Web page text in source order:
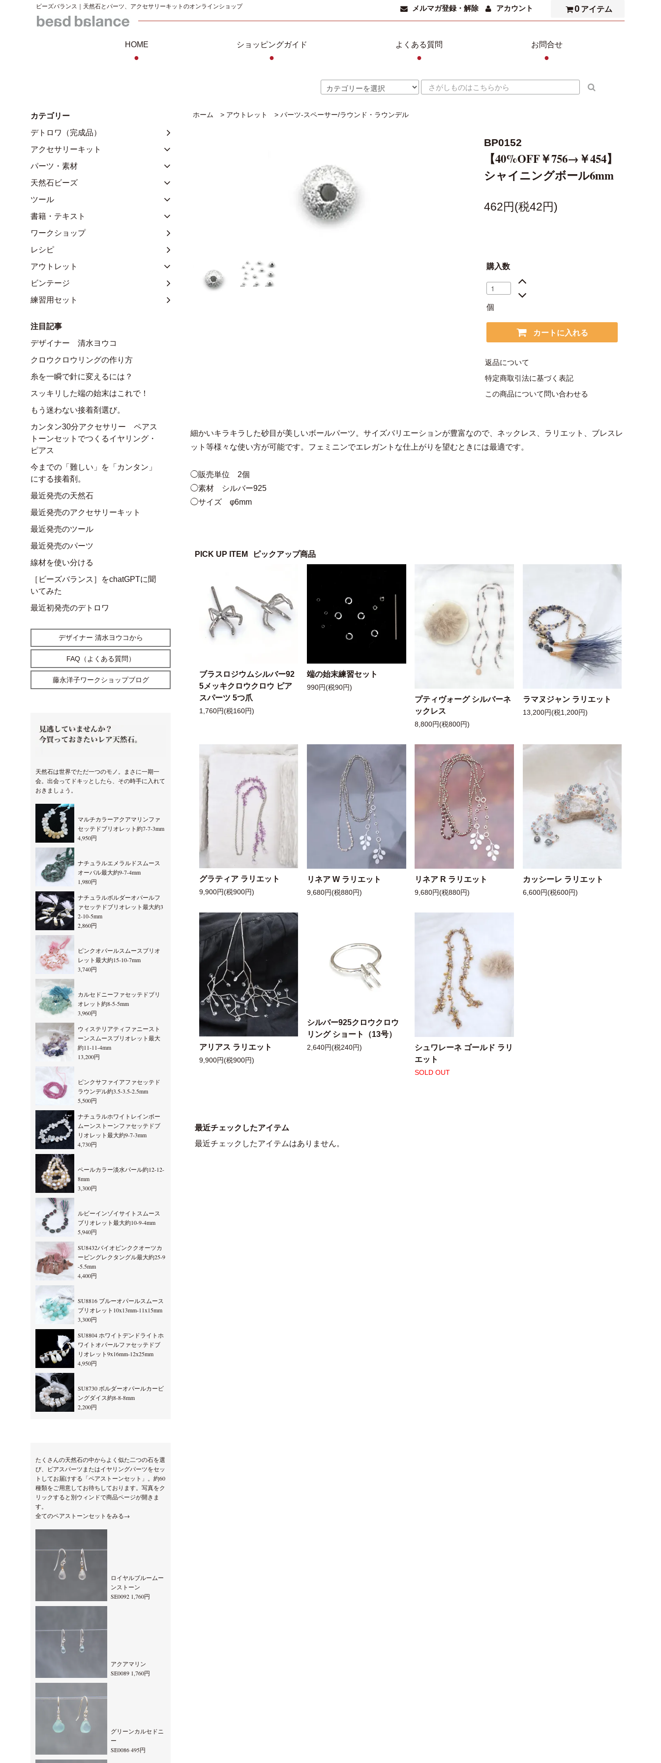
ビーズバランス｜天然石とパーツ、アクセサリーキットのオンラインショップ メルマガ登録・解除 アカウント 0 アイテム
HOME
●
ショッピングガイド
●
よくある質問
●
お問合せ
●
ホーム > アウトレット > パーツ-スペーサー/ラウンド・ラウンデル
BP0152
【40%OFF￥756→￥454】
シャイニングボール6mm
462円(税42円)
購入数
個
カートに入れる
返品について
特定商取引法に基づく表記
この商品について問い合わせる
細かいキラキラした砂目が美しいボールパーツ。サイズバリエーションが豊富なので、ネックレス、ラリエット、ブレスレ
ット等様々な使い方が可能です。フェミニンでエレガントな仕上がりを望むときには最適です。
◯販売単位 2個
◯素材 シルバー925
◯サイズ φ6mm
PICK UP ITEM ピックアップ商品
ブラスロジウムシルバー92
5メッキクロウクロウ ピア
スパーツ 5つ爪
1,760円(税160円)
端の始末練習セット
990円(税90円)
プティヴォーグ シルバーネ
ックレス
8,800円(税800円)
ラマヌジャン ラリエット
13,200円(税1,200円)
グラティア ラリエット
9,900円(税900円)
リネア W ラリエット
9,680円(税880円)
リネア R ラリエット
9,680円(税880円)
カッシーレ ラリエット
6,600円(税600円)
アリアス ラリエット
9,900円(税900円)
シルバー925クロウクロウ
リング ショート（13号）
2,640円(税240円)
シュワレーネ ゴールド ラリ
エット
SOLD OUT
最近チェックしたアイテム
最近チェックしたアイテムはありません。
カテゴリー
デトロワ（完成品）
アクセサリーキット
パーツ・素材
天然石ビーズ
ツール
書籍・テキスト
ワークショップ
レシピ
アウトレット
ビンテージ
練習用セット
注目記事
デザイナー 清水ヨウコ
クロウクロウリングの作り方
糸を一瞬で針に変えるには？
スッキリした端の始末はこれで！
もう迷わない接着剤選び。
カンタン30分アクセサリー ペアス
トーンセットでつくるイヤリング・
ピアス
今までの「難しい」を「カンタン」
にする接着剤。
最近発売の天然石
最近発売のアクセサリーキット
最近発売のツール
最近発売のパーツ
線材を使い分ける
［ビーズバランス］をchatGPTに聞
いてみた
最近初発売のデトロワ
デザイナー 清水ヨウコから
FAQ（よくある質問）
藤永洋子ワークショップブログ
天然石は世界でただ一つのモノ。まさに一期一
会。出会ってドキッとしたら、その時手に入れて
おきましょう。
マルチカラーアクアマリンファ
セッテドブリオレット約7-7-3mm
4,950円
ナチュラルエメラルドスムース
オーバル最大約9-7-4mm
1,980円
ナチュラルボルダーオパールフ
ァセッテドブリオレット最大約3
2-10-5mm
2,860円
ピンクオパールスムースブリオ
レット最大約15-10-7mm
3,740円
カルセドニーファセッテドブリ
オレット約8-5-5mm
3,960円
ウィステリアティファニースト
ーンスムースブリオレット最大
約11-11-4mm
13,200円
ピンクサファイアファセッテド
ラウンデル約3.5-3.5-2.5mm
5,500円
ナチュラルホワイトレインボー
ムーンストーンファセッテドブ
リオレット最大約9-7-3mm
4,730円
ペールカラー淡水パール約12-12-
8mm
3,300円
ルビーインゾイサイトスムース
ブリオレット最大約10-9-4mm
5,940円
SU8432バイオピンククオーツカ
ービングレクタングル最大約25-9
-5.5mm
4,400円
SU8816 ブルーオパールスムース
ブリオレット10x13mm-11x15mm
3,300円
SU8804 ホワイトデンドライトホ
ワイトオパールファセッテドブ
リオレット9x16mm-12x25mm
4,950円
SU8730 ボルダーオパールカービ
ングダイス約8-8-8mm
2,200円
たくさんの天然石の中からよく似た二つの石を選
び、ピアスパーツまたはイヤリングパーツをセッ
トしてお届けする「ペアストーンセット」。約60
種類をご用意してお待ちしております。写真をク
リックすると別ウィンドで商品ページが開きま
す。
全てのペアストーンセットをみる→
ロイヤルブルームー
ンストーン
SE0092 1,760円
アクアマリン
SE0089 1,760円
グリーンカルセドニ
ー
SE0086 495円